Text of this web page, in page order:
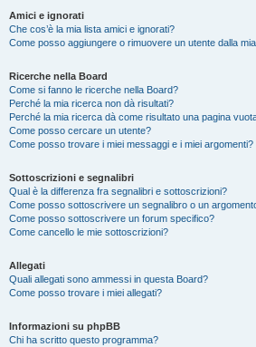
Amici e ignorati
Che cos’è la mia lista amici e ignorati?
Come posso aggiungere o rimuovere un utente dalla
Ricerche nella Board
Come si fanno le ricerche nella Board?
Perché la mia ricerca non dà risultati?
Perché la mia ricerca dà come risultato una pagina
Come posso cercare un utente?
Come posso trovare i miei messaggi e i miei argomenti?
Sottoscrizioni e segnalibri
Qual è la differenza fra segnalibri e sottoscrizioni?
Come posso sottoscrivere un segnalibro o un
Come posso sottoscrivere un forum specifico?
Come cancello le mie sottoscrizioni?
Allegati
Quali allegati sono ammessi in questa Board?
Come posso trovare i miei allegati?
Informazioni su phpBB
Chi ha scritto questo programma?